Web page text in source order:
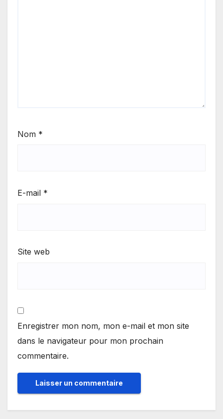
Nom *
E-mail *
Site web
Enregistrer mon nom, mon e-mail et mon site
dans le navigateur pour mon prochain
commentaire.